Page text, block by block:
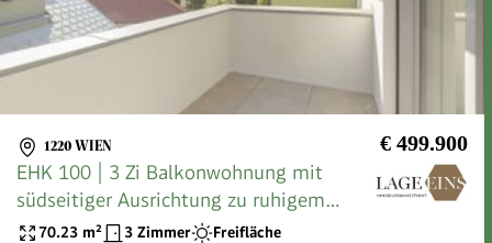
1220 WIEN € 499.900
EHK 100 | 3 Zi Balkonwohnung mit
südseitiger Ausrichtung zu ruhigem
Innenhof
70.23 m² 3 Zimmer Freifläche